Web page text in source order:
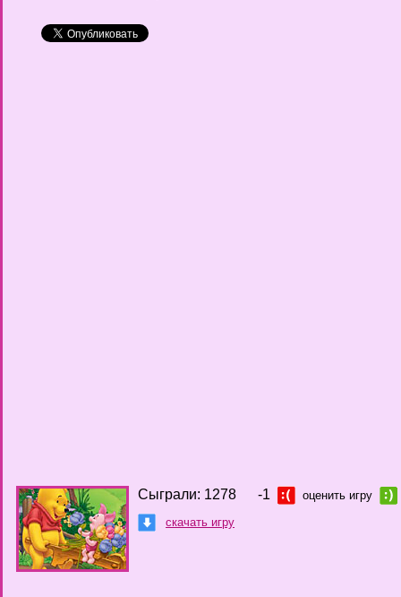
Сыграли: 1278 -1
оценить игру
скачать игру